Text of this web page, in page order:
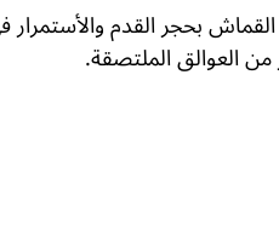
بحجر القدم
من العوالق الملتصقة.